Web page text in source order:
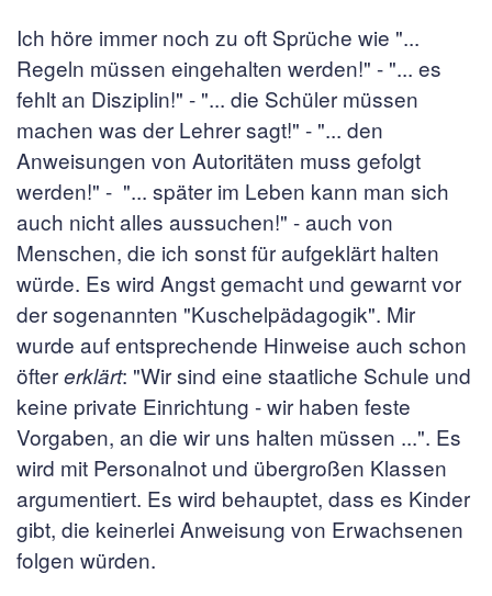
Ich höre immer noch zu oft Sprüche wie "...
Regeln müssen eingehalten werden!" - "... es
fehlt an Disziplin!" - "... die Schüler müssen
machen was der Lehrer sagt!" - "... den
Anweisungen von Autoritäten muss gefolgt
werden!" - "... später im Leben kann man sich
auch nicht alles aussuchen!" - auch von
Menschen, die ich sonst für aufgeklärt halten
würde. Es wird Angst gemacht und gewarnt vor
der sogenannten "Kuschelpädagogik". Mir
wurde auf entsprechende Hinweise auch schon
öftererklärt: "Wir sind eine staatliche Schule und
keine private Einrichtung - wir haben feste
Vorgaben, an die wir uns halten müssen ...". Es
wird mit Personalnot und übergroßen Klassen
argumentiert. Es wird behauptet, dass es Kinder
gibt, die keinerlei Anweisung von Erwachsenen
folgen würden.